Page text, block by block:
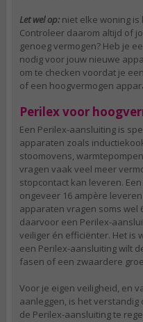
Let wel op: niet elke woning
Controleer daarom altijd of
genoeg vermogen? Heb je
nodig voor jouw nieuwe
om te checken voordat je
of een hoogvermogen
Perilex voor
Een Perilex-aansluiting is
apparaten zoals
stoomovens,
vragen vaak veel meer
stopcontact kan leveren. Een
ongeveer 16 ampère
apparaten vragen soms wel
daarvoor een Perilex-
veiliger én efficiënter. Het is
een Perilex-aansluiting wilt
fasen of een zwaardere
Voor je eigen veiligheid, en
aanleggen, is het
de Perilex-aansluiting te